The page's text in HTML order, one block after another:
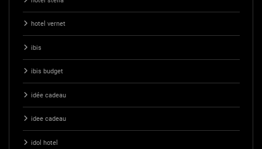
hotel vernet
ibis
ibis budget
idée cadeau
idee cadeau
idol hotel